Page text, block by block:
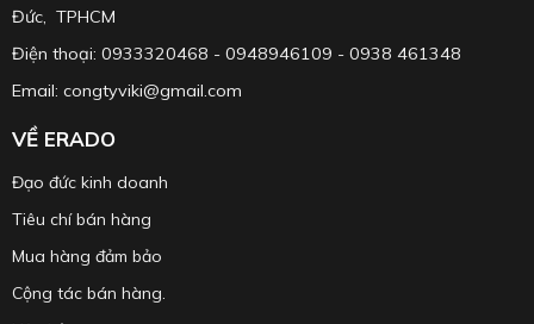
Đức, TPHCM
Điện thoại: 0933320468 - 0948946109 - 0938 461348
Email: congtyviki@gmail.com
VỀ ERADO
Đạo đức kinh doanh
Tiêu chí bán hàng
Mua hàng đảm bảo
Cộng tác bán hàng.